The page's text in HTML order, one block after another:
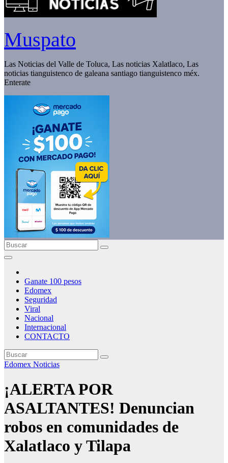
Muspato
Las Noticias del Valle de Toluca, Las noticias Xalatlaco, Las
noticias tianguistenco de galeana santiago tianguistenco méx.
Enterate
Ganate 100 pesos
Edomex
Seguridad
Viral
Nacional
Internacional
CONTACTO
Edomex Noticias
¡ALERTA POR
ASALTANTES! Denuncian
robos en comunidades de
Xalatlaco y Tilapa